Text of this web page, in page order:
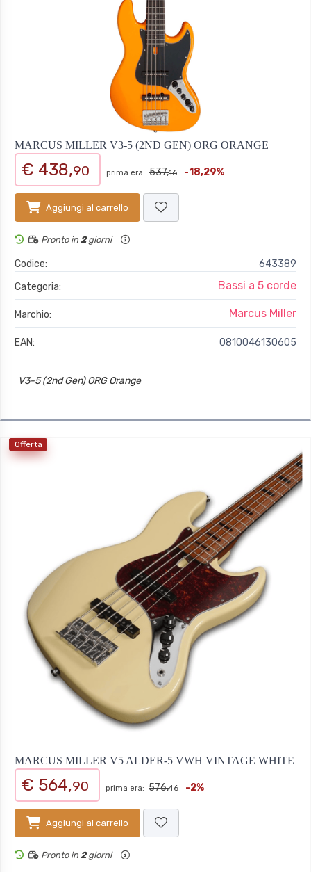
MARCUS MILLER V3-5 (2ND GEN) ORG ORANGE
€ 438,90 prima era: 537,16 -18,29%
Aggiungi al carrello
Pronto in 2giorni
Codice:
643389
Categoria:
Bassi a 5 corde
Marchio: Marcus Miller
EAN: 0810046130605
V3-5 (2nd Gen) ORG Orange
Offerta
MARCUS MILLER V5 ALDER-5 VWH VINTAGE WHITE
€ 564,90 prima era: 576,46 -2%
Aggiungi al carrello
Pronto in 2giorni